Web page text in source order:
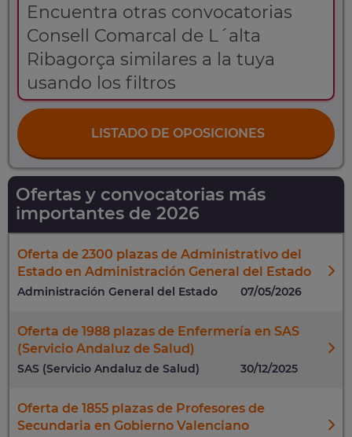
Encuentra otras convocatorias
Consell Comarcal de L´alta
Ribagorça similares a la tuya
usando los filtros
LISTADO DE OPOSICIONES
Ofertas y convocatorias más
importantes de 2026
Oferta de 2300 plazas de Administrativo del
Estado en Administración General del Estado
Administración General del Estado 07/05/2026
Oferta de 1988 plazas de Enfermería en SAS
(Servicio Andaluz de Salud)
SAS (Servicio Andaluz de Salud) 30/12/2025
Oferta de 1855 plazas de Profesores de
Secundaria en Gobierno Valenciano